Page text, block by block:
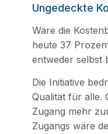
Ungedeckte
Wäre die
heute 37
entweder selbst
Die Initiative
Qualität für alle.
Zugang mehr
Zugangs wäre